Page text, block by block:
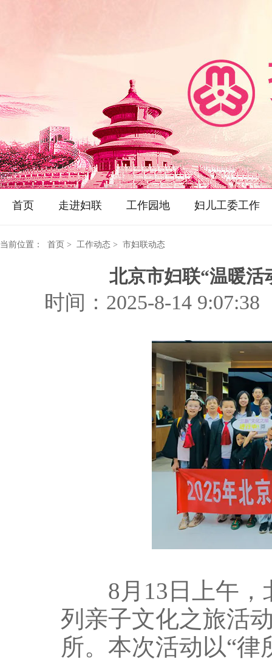
首页 走进妇联 工作园地 妇儿工委工作
当前位置： 首页 > 工作动态 > 市妇联动态
北京市妇联“温暖活
时间：2025-8-14
8月13日上午，北
列亲子文化之旅活
所。本次活动以“